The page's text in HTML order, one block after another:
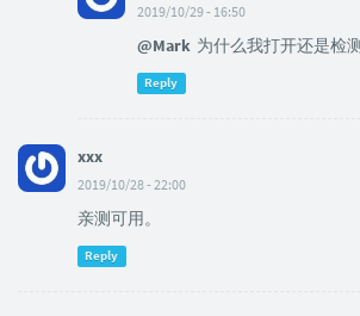
2019/10/29 - 16:50
@Mark 为什么我打开还是检
Reply
xxx
2019/10/28 - 22:00
亲测可用。
Reply